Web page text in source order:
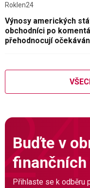
Roklen24
Výnosy amerických
obchodníci po
přehodnocují
Buďte v
Přihlaste se k odběru